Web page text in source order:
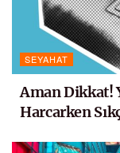
SEYAHAT
Aman Dikkat!
Harcarken